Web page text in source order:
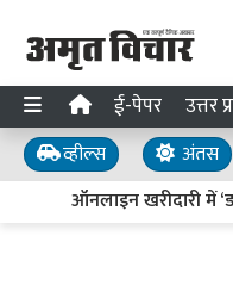
ई-पेपर उत्तर
व्हील्स अंतस
ऑनलाइन खरीदारी में